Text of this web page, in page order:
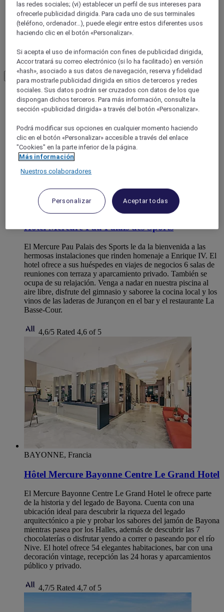
Hossegor
Load More See more items
PAU, Francia
Hotel Mercure Pau Palais des Sports
El Mercure Pau Palais des Sports le da la bienvenida a las
hermosas instalaciones que rinden homenaje a Enrique IV. El
hotel ofrece a sus huéspedes en viajes de negocios 6 salas de
reuniones con terraza y aparcamiento privado. También se
ocupa de su relajación. Venga a nadar en nuestra piscina al
aire libre, disfrute del gimnasio y saboree la cocina local y los
vinos de las laderas de Jurançon en el bar y el restaurante La
Basse-Cour.
4,6/5 Rated 4,6 of 5
BAYONNE, Francia
Hôtel Mercure Bayonne Centre Le Grand Hotel
El Mercure Bayonne Centre Le Grand Hotel le ofrece parte
de la historia y del legado de Bayona. Cuenta con una
ubicación ideal para descubrir la riqueza del legado
arquitectónico a pie y probar los sabores del jamón de Bayona
mientras pasea por los Halles, además de descubrir las 7
chocolaterías o disfrutar yendo a correr o paseando por el río
Nive. El hotel ofrece 54 elegantes habitaciones, bar con una
decoración vintage, recepción las 24 horas y aparcamientos
público y privado.
4,7/5 Rated 4,7 of 5
las redes sociales; (vi) establecer un perfil de sus intereses para
ofrecerle publicidad dirigida. Para cada uno de sus terminales
(teléfono, ordenador...), puede elegir entre estos diferentes usos
haciendo clic en el botón «Personalizar».
Si acepta el uso de información con fines de publicidad dirigida,
Accor tratará su correo electrónico (si lo ha facilitado) en versión
«hash», asociado a sus datos de navegación, reserva y fidelidad
para mostrarle publicidad dirigida en sitios de terceros y redes
sociales. Sus datos podrán ser cruzados con datos de los que
dispongan dichos terceros. Para más información, consulte la
sección «publicidad dirigida» a través del botón «Personalizar».
Podrá modificar sus opciones en cualquier momento haciendo
clic en el botón «Personalizar» accesible a través del enlace
"Cookies" en la parte inferior de la página.
Más información
Nuestros colaboradores
Personalizar Aceptar todas